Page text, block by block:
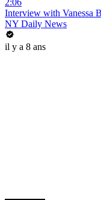
2:06
Interview with Vanessa
NY Daily News
il y a 8 ans